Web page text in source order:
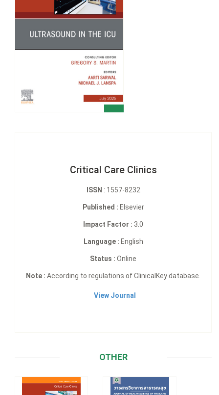
Critical Care Clinics
ISSN : 1557-8232
Published : Elsevier
Impact Factor : 3.0
Language : English
Status : Online
Note : According to regulations of ClinicalKey database.
View Journal
OTHER